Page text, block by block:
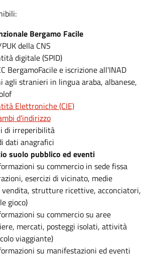
Bergamo Facile
della CNS
digitale (SPID)
BergamoFacile e iscrizione all'INAD
agli stranieri in lingua araba, albanese,
Elettroniche (CIE)
d'indirizzo
di irreperibilità
dati anagrafici
suolo pubblico ed eventi
su commercio in sede fissa
esercizi di vicinato, medie
strutture ricettive, acconciatori,
gioco)
su commercio su aree
mercati, posteggi isolati, attività
viaggiante)
su manifestazioni ed eventi